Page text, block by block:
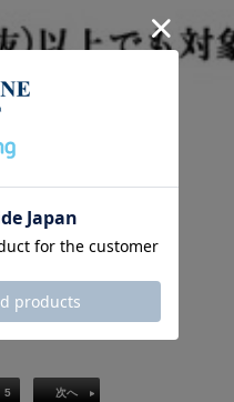
5 次へ